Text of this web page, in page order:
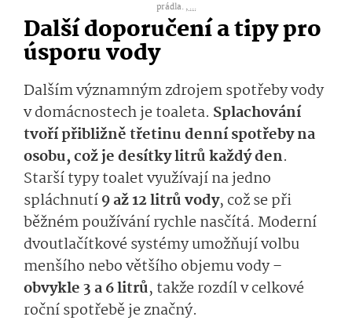
prádla. ,...
Další doporučení a tipy pro
úsporu vody
Dalším významným zdrojem spotřeby vody
v domácnostech je toaleta. Splachování
tvoří přibližně třetinu denní spotřeby na
osobu, což je desítky litrů každý den.
Starší typy toalet využívají na jedno
spláchnutí9 až 12 litrů vody, což se při
běžném používání rychle nasčítá. Moderní
dvoutlačítkové systémy umožňují volbu
menšího nebo většího objemu vody –
obvykle 3 a 6 litrů, takže rozdíl v celkové
roční spotřebě je značný.